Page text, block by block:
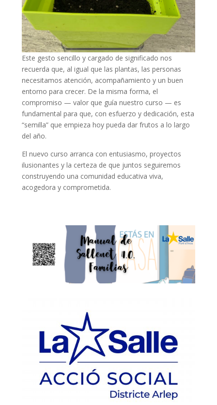
Este gesto sencillo y cargado de significado nos
recuerda que, al igual que las plantas, las personas
necesitamos atención, acompañamiento y un buen
entorno para crecer. De la misma forma, el
compromiso — valor que guía nuestro curso — es
fundamental para que, con esfuerzo y dedicación, esta
“semilla” que empieza hoy pueda dar frutos a lo largo
del año.
El nuevo curso arranca con entusiasmo, proyectos
ilusionantes y la certeza de que juntos seguiremos
construyendo una comunidad educativa viva,
acogedora y comprometida.